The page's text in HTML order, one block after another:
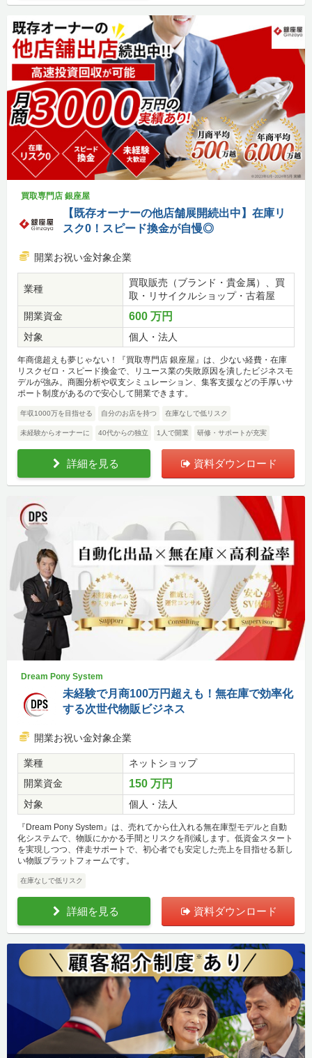
買取専門店 銀座屋
【既存オーナーの他店舗展開続出中】在庫リ
スク0！スピード換金が自慢◎
開業お祝い金対象企業
業種
買取販売（ブランド・貴金属）、買
取・リサイクルショップ・古着屋
開業資金
600 万円
対象 個人・法人
年商億超えも夢じゃない！『買取専門店 銀座屋』は、少ない経費・在庫
リスクゼロ・スピード換金で、リユース業の失敗原因を潰したビジネスモ
デルが強み。商圏分析や収支シミュレーション、集客支援などの手厚いサ
ポート制度があるので安心して開業できます。
年収1000万を目指せる 自分のお店を持つ 在庫なしで低リスク
未経験からオーナーに 40代からの独立 1人で開業 研修・サポートが充実
詳細を見る 資料ダウンロード
Dream Pony System
未経験で月商100万円超えも！無在庫で効率化
する次世代物販ビジネス
開業お祝い金対象企業
業種
ネットショップ
開業資金
150 万円
対象 個人・法人
『Dream Pony System』は、売れてから仕入れる無在庫型モデルと自動
化システムで、物販にかかる手間とリスクを削減します。低資金スタート
を実現しつつ、伴走サポートで、初心者でも安定した売上を目指せる新し
い物販プラットフォームです。
在庫なしで低リスク
詳細を見る 資料ダウンロード